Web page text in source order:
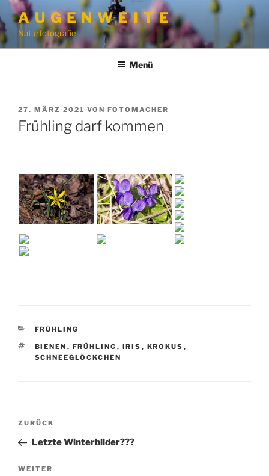
Zum
Inhalt
springen
A U G E N W E I T E
Naturfotografie
Menü
VERÖFFENTLICHT
AM
27. MÄRZ 2021 VON FOTOMACHER
Frühling darf kommen
KATEGORIEN
FRÜHLING
SCHLAGWÖRTER
BIENEN , FRÜHLING , IRIS , KROKUS ,
SCHNEEGLÖCKCHEN
Beitragsnavigation
Vorheriger
Beitrag
ZURÜCK
Letzte Winterbilder???
Nächster
WEITER